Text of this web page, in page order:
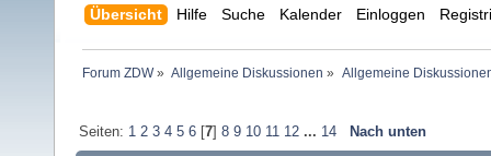
Übersicht Hilfe Suche Kalender Einloggen
Forum ZDW» Allgemeine Diskussionen » Allgemeine
Seiten: 1 2 3 4 5 6[7] 8 9 10 11 12 ... 14 Nach unten